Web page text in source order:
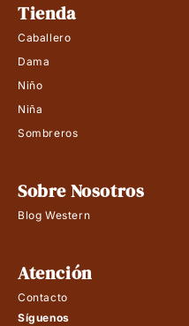
Tienda
Caballero
Dama
Niño
Niña
Sombreros
Sobre Nosotros
Blog Western
Atención
Contacto
Síguenos